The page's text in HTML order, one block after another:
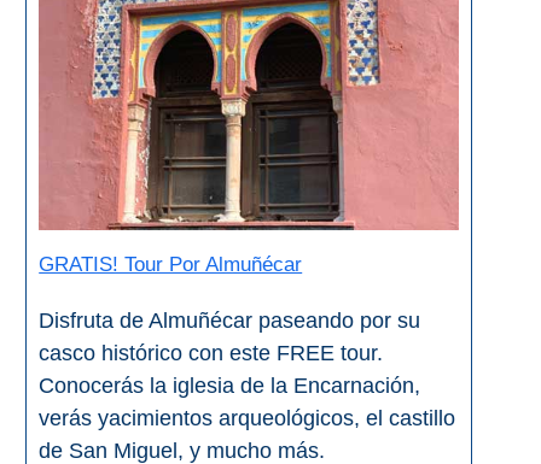
MEJORES
ALOJAMIENTOS
GRANADA
Hoteles Boutique
PLANIFIQUE
VIAJE
GRATIS! Tour Por Almuñécar
Disfruta de Almuñécar paseando por su
casco histórico con este FREE tour.
Conocerás la iglesia de la Encarnación,
verás yacimientos arqueológicos, el castillo
de San Miguel, y mucho más.